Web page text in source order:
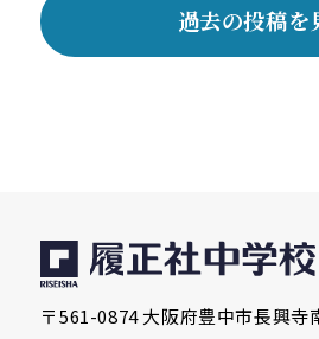
過去の投稿を
〒561-0874 大阪府豊中市長興寺